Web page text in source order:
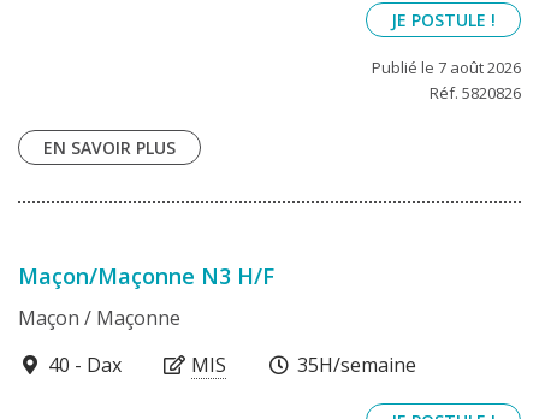
JE POSTULE !
Publié le 7 août 2026
Réf. 5820826
EN SAVOIR PLUS
Maçon/Maçonne N3 H/F
Maçon / Maçonne
40100
40 - Dax MIS 35H/semaine